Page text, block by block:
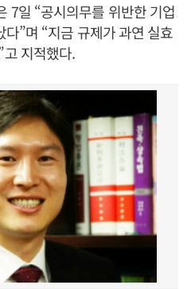
7일 “공시의무를 위반한 기업
”며 “지금 규제가 과연 실효
지적했다.